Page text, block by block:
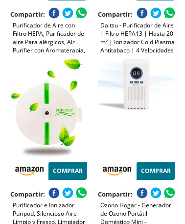
Compartir:
Purificador de Aire con
Filtro HEPA, Purificador de
aire Para alérgicos, Air
Purifier con Aromaterapia,
Elimina de Alergia Polen
Olor y Caspa de Mascota,
humo, Blanco
Compartir:
Daitsu - Purificador de Aire
| Filtro HEPA13 | Hasta 20
m² | Ionizador Cold Plasma
Antitabaco | 4 Velocidades
COMPRAR
Compartir:
Purificador e Ionizador
Puripod, Silencioso Aire
Limpio y Fresco, Limpiador
COMPRAR
Compartir:
Ozono Hogar - Generador
de Ozono Portátil
Doméstico Mini -